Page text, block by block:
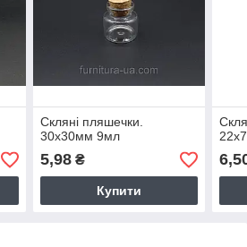
Скляні пляшечки.
30х30мм 9мл
5,98₴
Купити